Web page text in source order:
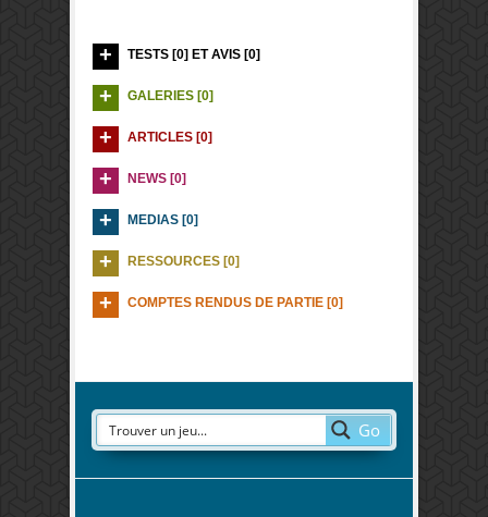
TESTS [0] ET AVIS [0]
GALERIES [0]
ARTICLES [0]
NEWS [0]
MEDIAS [0]
RESSOURCES [0]
COMPTES RENDUS DE PARTIE [0]
Go